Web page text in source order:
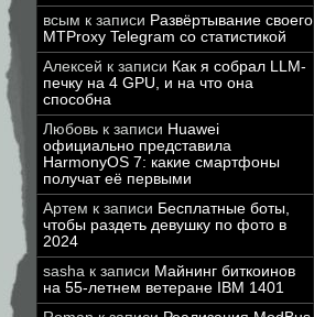
всым к записи Развёртывание своего
MTProxy Telegram со статистикой
Алексей к записи Как я собрал LLM-
печку на 4 GPU, и на что она
способна
Любовь к записи Huawei
официально представила
HarmonyOS 7: какие смартфоны
получат её первыми
Артем к записи Бесплатные боты,
чтобы раздеть девушку по фото в
2024
sasha к записи Майнинг биткоинов
на 55-летнем ветеране IBM 1401